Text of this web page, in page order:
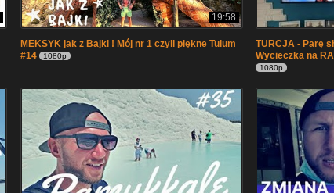
19:58
MEKSYK jak z Bajki ! Mój nr 1 czyli piękne Tulum
#14
1080p
TURCJA - Parę
Wycieczka na
1080p